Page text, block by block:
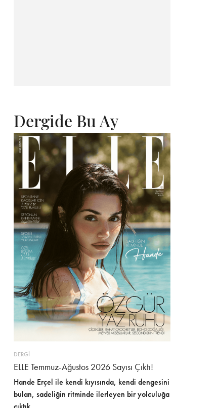
Dergide Bu Ay
DERGİ
ELLE Temmuz-Ağustos 2026 Sayısı Çıktı!
Hande Erçel ile kendi kıyısında, kendi dengesini
bulan, sadeliğin ritminde ilerleyen bir yolculuğa